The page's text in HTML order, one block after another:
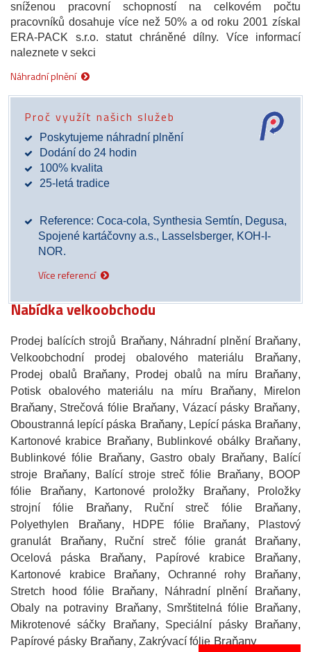
sníženou pracovní schopností na celkovém počtu
pracovníků dosahuje více než 50% a od roku 2001 získal
ERA-PACK s.r.o. statut chráněné dílny. Více informací
naleznete v sekci
Náhradní plnění
Proč využít našich služeb
Poskytujeme náhradní plnění
Dodání do 24 hodin
100% kvalita
25-letá tradice
Reference: Coca-cola, Synthesia Semtín, Degusa,
Spojené kartáčovny a.s., Lasselsberger, KOH-I-
NOR.
Více referencí
Nabídka velkoobchodu
Prodej balících strojů Braňany, Náhradní plněníBraňany,
Velkoobchodní prodej obalového materiálu
Braňany,
Prodej obalů
Braňany, Prodej obalů na míru Braňany,
Potisk obalového materiálu na míru Braňany, Mirelon
Braňany, Strečová fólieBraňany, Vázací pásky Braňany,
Oboustranná lepící páska Braňany, Lepící páskaBraňany,
Kartonové krabice Braňany, Bublinkové obálkyBraňany,
Bublinkové fólie Braňany, Gastro obaly Braňany, Balící
stroje Braňany, Balící stroje streč fólie Braňany, BOOP
fólie Braňany, Kartonové proložky Braňany, Proložky
strojní fólieBraňany, Ruční streč fólieBraňany,
Polyethylen
Braňany, HDPE fólieBraňany, Plastový
granulátBraňany, Ruční streč fólie granátBraňany,
Ocelová páska
Braňany, Papírové krabiceBraňany,
Kartonové krabiceBraňany, Ochranné rohy Braňany,
Stretch hood fólie Braňany, Náhradní plněníBraňany,
Obaly na potraviny Braňany, Smrštitelná fólieBraňany,
Mikrotenové sáčky Braňany, Speciální páskyBraňany,
Papírové pásky Braňany, Zakrývací fólieBraňany